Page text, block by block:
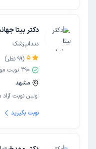
دکتر بیتا
دندانپزشک
5
(
99 نظر)
290 نوبت
مشهد
اولین نوبت
نوبت بگیرید